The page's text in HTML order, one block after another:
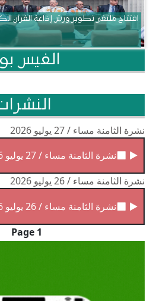
افتتاح ملتقى تطوير ورش إذاعة القرآن
الفيس
نشرة الثامنة مساء / 27 يوليو 2026
نشرة الثامنة مساء / 27 يوليو 2026
نشرة الثامنة مساء / 26 يوليو 2026
نشرة الثامنة مساء / 26 يوليو 2026
Page 1